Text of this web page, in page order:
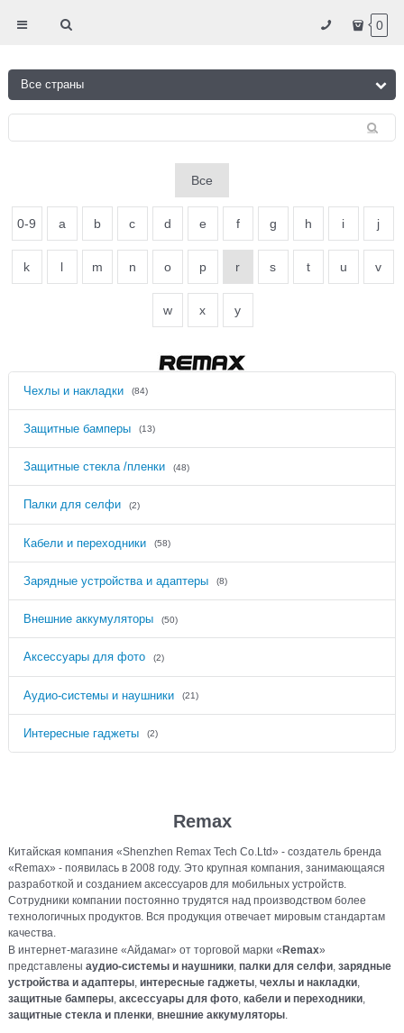
0
Все
0-9 a b c d e f g h i j
k l m n o p r s t u v
w x y
Чехлы и накладки (84)
Защитные бамперы (13)
Защитные стекла /пленки (48)
Палки для селфи (2)
Кабели и переходники (58)
Зарядные устройства и адаптеры (8)
Внешние аккумуляторы (50)
Аксессуары для фото (2)
Аудио-системы и наушники (21)
Интересные гаджеты (2)
Remax
Китайская компания «Shenzhen Remax Tech Co.Ltd» - создатель бренда
«Remax» - появилась в 2008 году. Это крупная компания, занимающаяся
разработкой и созданием аксессуаров для мобильных устройств.
Сотрудники компании постоянно трудятся над производством более
технологичных продуктов. Вся продукция отвечает мировым стандартам
качества.
В интернет-магазине «Айдамаг» от торговой марки «Remax»
представленыаудио-системы и наушники ,палки для селфи ,зарядные
устройства и адаптеры ,интересные гаджеты ,чехлы и накладки
защитные бамперы ,аксессуары для фото ,кабели и переходники
защитные стекла и пленки ,внешние аккумуляторы